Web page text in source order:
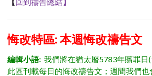
悔改特區: 本週悔改禱告文
編輯小語: 我們將在猶太曆5783年贖罪日
此區刊載每日的悔改禱告文；週間我們也